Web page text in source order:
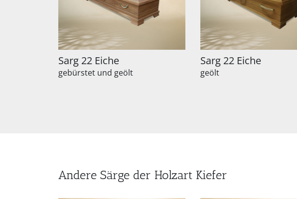
Sarg 22 Eiche
gebürstet und geölt
Sarg 22 Eiche
geölt
Andere Särge der Holzart Kiefer